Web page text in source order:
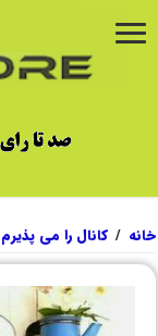
خانه / کانال را می پذیرم